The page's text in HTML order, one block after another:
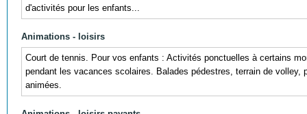
d'activités pour les enfants...
Animations - loisirs
Court de tennis. Pour vos enfants : Activités ponctuelles à certains
pendant les vacances scolaires. Balades pédestres, terrain de volley,
animées.